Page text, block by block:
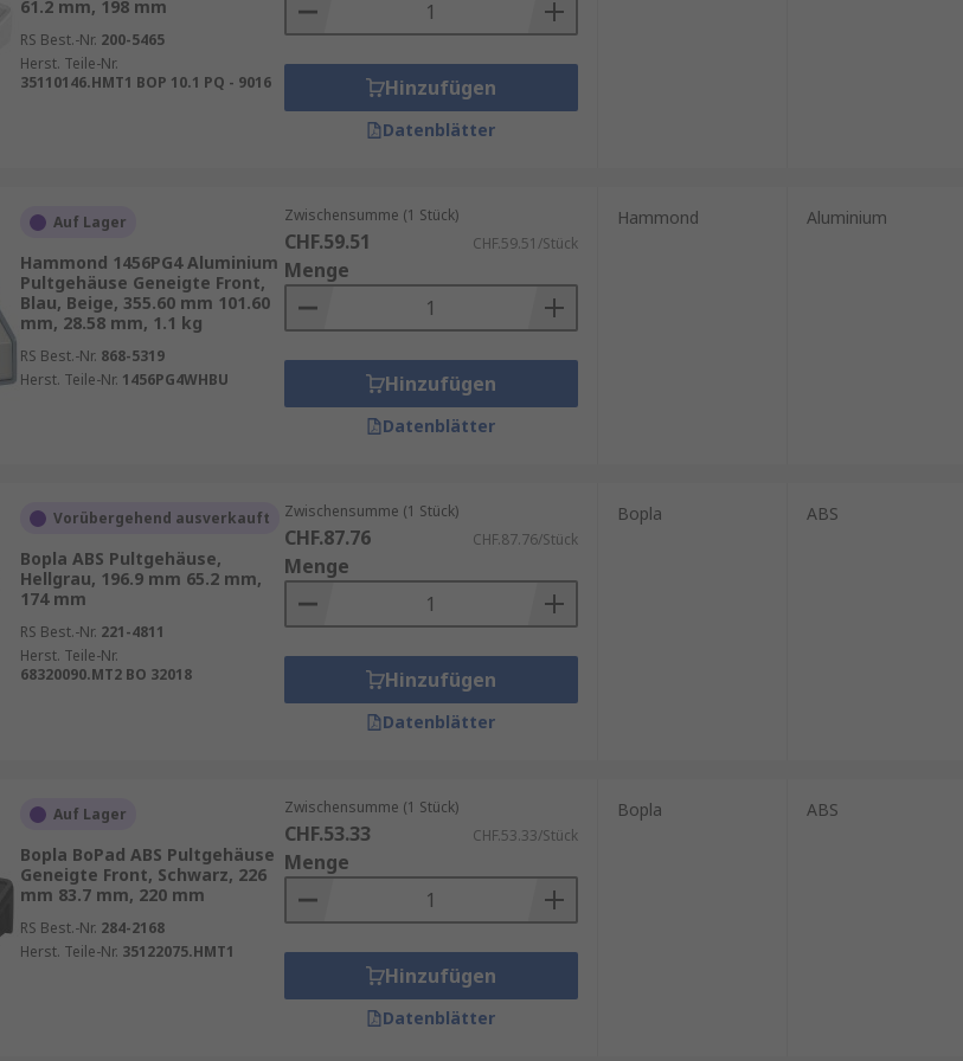
61.2 mm, 198 mm
RS Best.-Nr. 200-5465
Herst. Teile-Nr.
35110146.HMT1 BOP 10.1 PQ - 9016
Hinzufügen
Datenblätter
Auf Lager
Hammond 1456PG4 Aluminium
Pultgehäuse Geneigte Front,
Blau, Beige, 355.60 mm 101.60
mm, 28.58 mm, 1.1 kg
RS Best.-Nr. 868-5319
Herst. Teile-Nr. 1456PG4WHBU
Zwischensumme (1 Stück)
CHF.59.51 CHF.59.51/Stück
Menge
Hinzufügen
Datenblätter
Hammond Aluminium
Vorübergehend ausverkauft
Bopla ABS Pultgehäuse,
Hellgrau, 196.9 mm 65.2 mm,
174 mm
RS Best.-Nr. 221-4811
Herst. Teile-Nr.
68320090.MT2 BO 32018
Zwischensumme (1 Stück)
CHF.87.76 CHF.87.76/Stück
Menge
Hinzufügen
Datenblätter
Bopla ABS
Auf Lager
Bopla BoPad ABS Pultgehäuse
Geneigte Front, Schwarz, 226
mm 83.7 mm, 220 mm
RS Best.-Nr. 284-2168
Herst. Teile-Nr. 35122075.HMT1
Zwischensumme (1 Stück)
CHF.53.33 CHF.53.33/Stück
Menge
Hinzufügen
Datenblätter
Bopla ABS